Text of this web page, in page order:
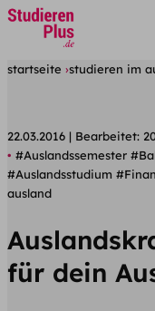
startseite studieren im
22.03.2016 Bearbeitet:
#Auslandssemester
#Auslandsstudium
ausland
für dein